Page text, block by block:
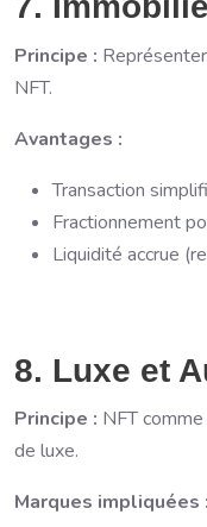
Principe :
NFT.
Avantages :
Transaction
Fractionnement
Liquidité accrue
8. Luxe et
Principe : NFT
de luxe.
Marques impliquées :